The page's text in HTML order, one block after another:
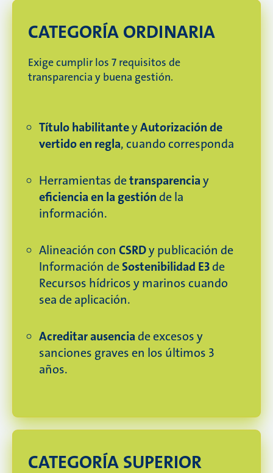
CATEGORÍA ORDINARIA
Exige cumplir los 7 requisitos de
transparencia y buena gestión.
Título habilitanteyAutorización de
vertido en regla, cuando corresponda
Herramientas detransparenciay
eficiencia en la gestiónde la
información.
Alineación con CSRDy publicación de
Información deSostenibilidad E3de
Recursos hídricos y marinos cuando
sea de aplicación.
Acreditar ausenciade excesos y
sanciones graves en los últimos 3
años.
CATEGORÍA SUPERIOR